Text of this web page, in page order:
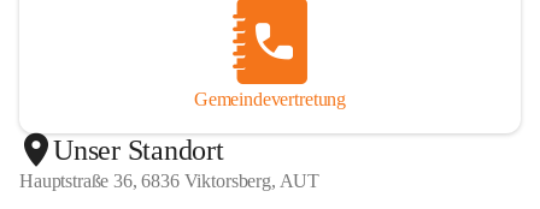
Gemeindevertretung
Unser Standort
Hauptstraße 36, 6836 Viktorsberg, AUT